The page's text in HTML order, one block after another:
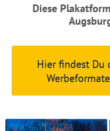
Diese
Hier findest Du